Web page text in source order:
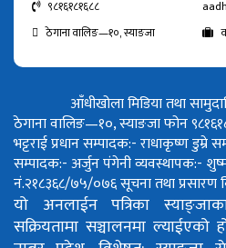
९८१६१८१६८८
ठेगाना वालिङ—१०, स्याङजा
आँधीखोला मिडिया तथा
ठेगाना वालिङ—१०, स्याङजा फोन
भट्टराईप्रधान सम्पादक:- राधाकृष्ण डुम्रे
सम्पादक:- अर्जुन पंगेनीव्यवस्थापक:-
नं.२१८३६८/७५/०७६सूचना तथा प्रसारण
यो अनलाईन पत्रिका
सक्रियतामा सञ्चालनमा ल्याईएको